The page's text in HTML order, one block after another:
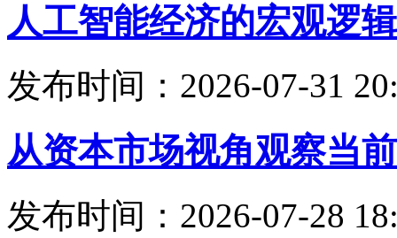
人工智能经济的宏观逻
发布时间：2026-07-31
从资本市场视角观察当
发布时间：2026-07-28